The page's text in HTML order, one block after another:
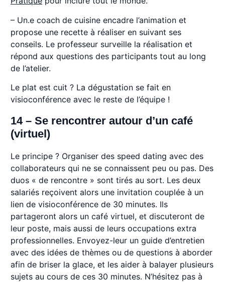
– Un.e coach de cuisine encadre l’animation et
propose une recette à réaliser en suivant ses
conseils. Le professeur surveille la réalisation et
répond aux questions des participants tout au long
de l’atelier.
Le plat est cuit ? La dégustation se fait en
visioconférence avec le reste de l’équipe !
14 – Se rencontrer autour d’un café
(virtuel)
Le principe ? Organiser des speed dating avec des
collaborateurs qui ne se connaissent peu ou pas. Des
duos « de rencontre » sont tirés au sort. Les deux
salariés reçoivent alors une invitation couplée à un
lien de visioconférence de 30 minutes. Ils
partageront alors un café virtuel, et discuteront de
leur poste, mais aussi de leurs occupations extra
professionnelles. Envoyez-leur un guide d’entretien
avec des idées de thèmes ou de questions à aborder
afin de briser la glace, et les aider à balayer plusieurs
sujets au cours de ces 30 minutes. N’hésitez pas à